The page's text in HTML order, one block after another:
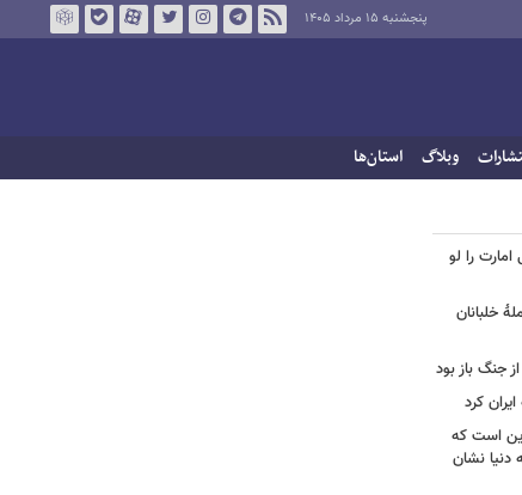
پنجشنبه ۱۵ مرداد ۱۴۰۵
وبلاگ استان‌ها
را لو
خلبانان
جنگ باز بود
کرد
است که
دنیا نشان